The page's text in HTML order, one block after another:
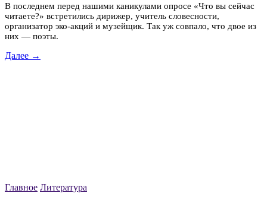
В последнем перед нашими каникулами опросе «Что вы сейчас
читаете?» встретились дирижер, учитель словесности,
организатор эко-акций и музейщик. Так уж совпало, что двое из
них — поэты.
Далее →
Главное Литература